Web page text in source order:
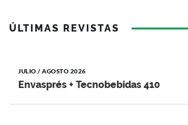
ÚLTIMAS REVISTAS
JULIO / AGOSTO 2026
Envasprés + Tecnobebidas 410